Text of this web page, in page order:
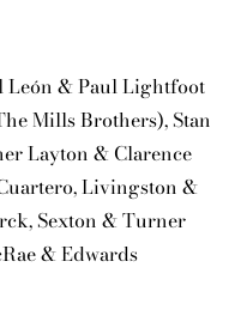
León & Paul Lightfoot
Mills Brothers), Stan
Layton & Clarence
Livingston &
Sexton & Turner
& Edwards